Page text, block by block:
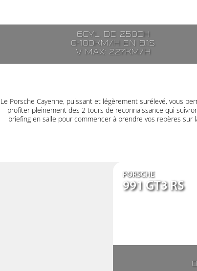
6cyl. de 250ch
0-100km/h en 8.1s
V max: 227km/h
Le Porsche Cayenne, puissant et légèrement surélevé, vous
profiter pleinement des 2 tours de reconnaissance qui
briefing en salle pour commencer à prendre vos repères sur
PORSCHE
991 GT3 RS